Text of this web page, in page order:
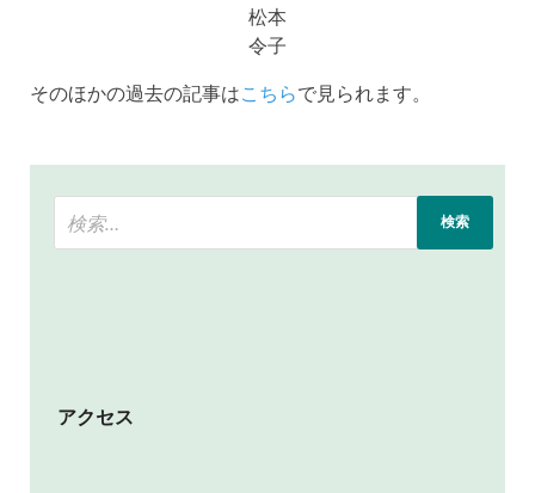
松本
令子
そのほかの過去の記事はこちらで見られます。
アクセス